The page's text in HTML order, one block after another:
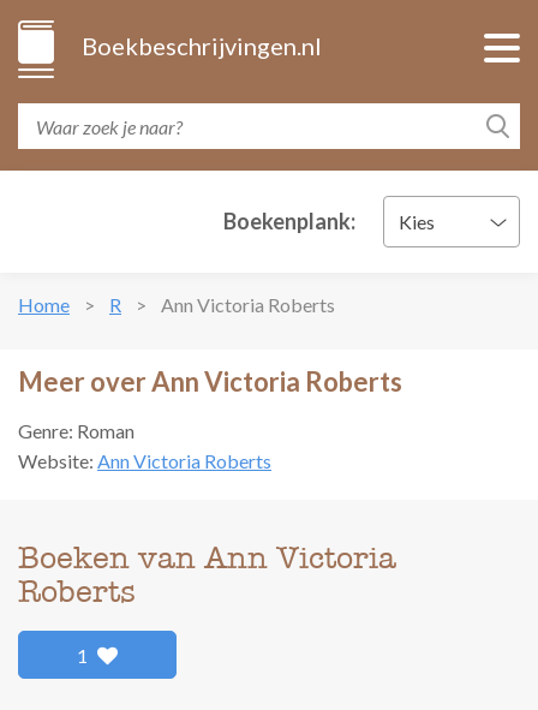
Boekbeschrijvingen.nl
Boekenplank: Kies
Home R Ann Victoria Roberts
Meer over Ann Victoria Roberts
Genre: Roman
Website: Ann Victoria Roberts
Boeken van Ann Victoria
Roberts
1